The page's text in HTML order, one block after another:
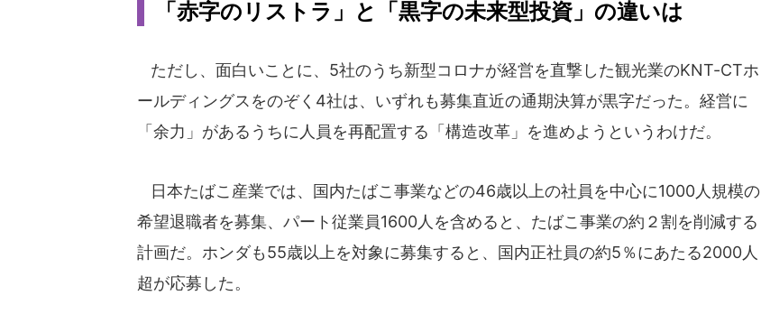
「赤字のリストラ」と「黒字の未来型投資」の違いは
ただし、面白いことに、5社のうち新型コロナが経営を直撃した観光業のKNT-CTホ
ールディングスをのぞく4社は、いずれも募集直近の通期決算が黒字だった。経営に
「余力」があるうちに人員を再配置する「構造改革」を進めようというわけだ。
日本たばこ産業では、国内たばこ事業などの46歳以上の社員を中心に1000人規模の
希望退職者を募集、パート従業員1600人を含めると、たばこ事業の約２割を削減する
計画だ。ホンダも55歳以上を対象に募集すると、国内正社員の約5％にあたる2000人
超が応募した。